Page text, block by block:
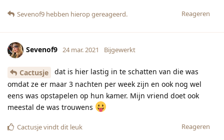
Reageren
Sevenof9 hebben hierop gereageerd.
Sevenof9 24 mar. 2021 Bijgewerkt
Cactusje
dat is hier lastig in te schatten van die was
omdat ze er maar 3 nachten per week zijn en ook nog wel
eens was opstapelen op hun kamer. Mijn vriend doet ook
meestal de was trouwens
Reageren
Cactusjevindt dit leuk